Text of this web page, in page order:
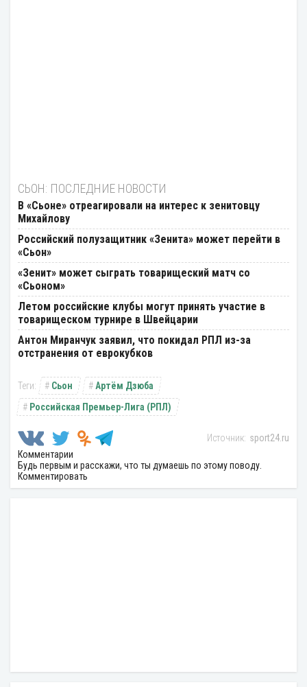
СЬОН: ПОСЛЕДНИЕ НОВОСТИ
В «Сьоне» отреагировали на интерес к зенитовцу
Михайлову
Российский полузащитник «Зенита» может перейти в
«Сьон»
«Зенит» может сыграть товарищеский матч со
«Сьоном»
Летом российские клубы могут принять участие в
товарищеском турнире в Швейцарии
Антон Миранчук заявил, что покидал РПЛ из-за
отстранения от еврокубков
Сьон
Артём Дзюба
Российская Премьер-Лига (РПЛ)
sport24.ru
Комментарии
Будь первым и расскажи, что ты думаешь по этому поводу.
Комментировать